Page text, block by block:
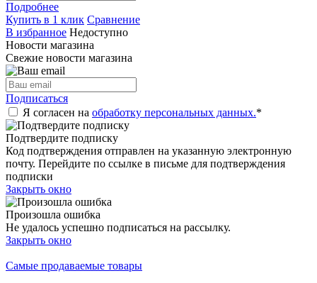
Подробнее
Купить в 1 клик Сравнение
В избранное Недоступно
Новости магазина
Свежие новости магазина
Подписаться
Я согласен на обработку персональных данных.*
Подтвердите подписку
Код подтверждения отправлен на указанную электронную
почту. Перейдите по ссылке в письме для подтверждения
подписки
Закрыть окно
Произошла ошибка
Не удалось успешно подписаться на рассылку.
Закрыть окно
Самые продаваемые товары